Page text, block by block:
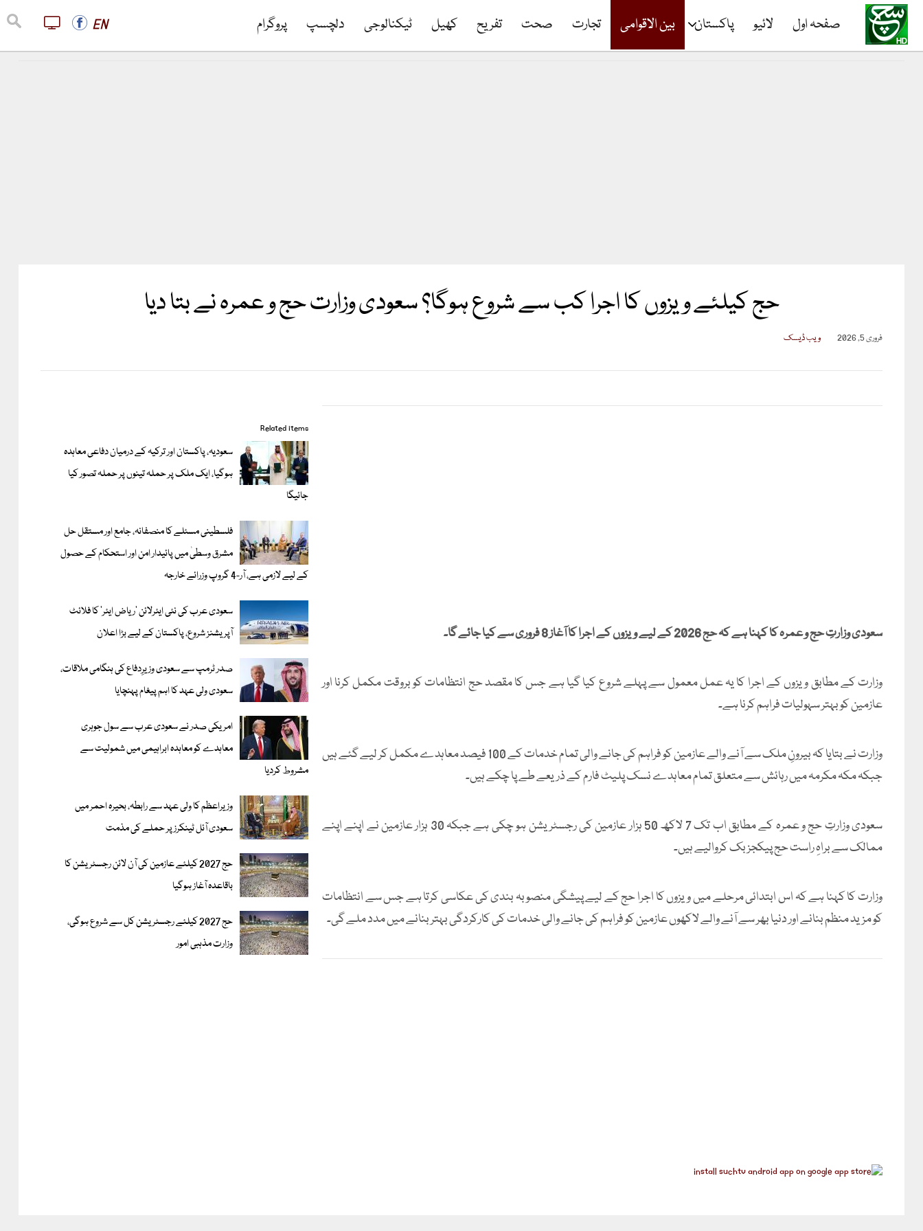
صفحہ اول لائیو پاکستان بین الاقوامی تجارت صحت تفریح کھیل ٹیکنالوجی دلچسپ پروگرام EN
حج کیلئے ویزوں کا اجرا کب سے شروع ہوگا؟ سعودی وزارت حج و عمرہ نے بتا دیا
فروری 5, 2026 ویب ڈیسک
سعودی وزارتِ حج و عمرہ کا کہنا ہے کہ حج 2026 کے لیے ویزوں کے اجرا کا آغاز 8 فروری سے کیا جائے گا۔
وزارت کے مطابق ویزوں کے اجرا کا یہ عمل معمول سے پہلے شروع کیا گیا ہے جس کا مقصد حج انتظامات کو بروقت مکمل کرنا اور
عازمین کو بہتر سہولیات فراہم کرنا ہے۔
وزارت نے بتایا کہ بیرونِ ملک سے آنے والے عازمین کو فراہم کی جانے والی تمام خدمات کے 100 فیصد معاہدے مکمل کر لیے گئے ہیں
جبکہ مکہ مکرمہ میں رہائش سے متعلق تمام معاہدے نسک پلیٹ فارم کے ذریعے طے پا چکے ہیں۔
سعودی وزارتِ حج و عمرہ کے مطابق اب تک 7 لاکھ 50 ہزار عازمین کی رجسٹریشن ہو چکی ہے جبکہ 30 ہزار عازمین نے اپنے اپنے
ممالک سے براہِ راست حج پیکجز بک کروالیے ہیں۔
وزارت کا کہنا ہے کہ اس ابتدائی مرحلے میں ویزوں کا اجرا حج کے لیے پیشگی منصوبہ بندی کی عکاسی کرتا ہے جس سے انتظامات
کو مزید منظم بنانے اور دنیا بھر سے آنے والے لاکھوں عازمین کو فراہم کی جانے والی خدمات کی کارکردگی بہتر بنانے میں مدد ملے گی۔
Related items
سعودیہ، پاکستان اور ترکیہ کے درمیان دفاعی معاہدہ
ہوگیا، ایک ملک پر حملہ تینوں پر حملہ تصور کیا
جائیگا
فلسطینی مسئلے کا منصفانہ، جامع اور مستقل حل
مشرق وسطیٰ میں پائیدار امن اور استحکام کے حصول
کے لیے لازمی ہے، آر-4 گروپ وزرائے خارجہ
سعودی عرب کی نئی ایئرلائن ‘ریاض ایئر’ کا فلائٹ
آپریشنز شروع، پاکستان کے لیے بڑا اعلان
صدر ٹرمپ سے سعودی وزیرِدفاع کی ہنگامی ملاقات،
سعودی ولی عہد کا اہم پیغام پہنچایا
امریکی صدر نے سعودی عرب سے سول جوہری
معاہدے کو معاہدہ ابراہیمی میں شمولیت سے
مشروط کردیا
وزیراعظم کا ولی عہد سے رابطہ، بحیرہ احمر میں
سعودی آئل ٹینکرز پر حملے کی مذمت
حج 2027 کیلئے عازمین کی آن لائن رجسٹریشن کا
باقاعدہ آغاز ہوگیا
حج 2027 کیلئے رجسٹریشن کل سے شروع ہوگی،
وزارت مذہبی امور